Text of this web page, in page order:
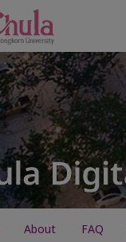
About FAQ